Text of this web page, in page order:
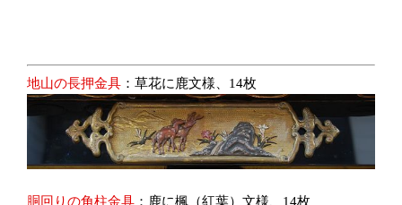
地山の長押金具 ：草花に鹿文様、14枚
胴回りの角柱金具 ：鹿に楓（紅葉）文様、14枚